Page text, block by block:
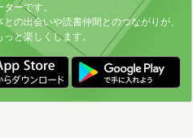
ーです。
との出会いや読書仲間とのつながりが、
と楽しくします。